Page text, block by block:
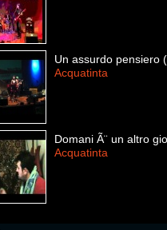
Un assurdo pensiero
Acquatinta
Domani Ã¨ un altro
Acquatinta